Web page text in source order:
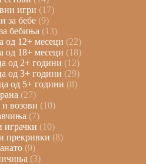
игри
17
за бебе 9
бебиња
13
од 12+ месеци
22
од 18+ месеци
18
од 2+ години 12
од 3+ години 29
од 5+ години 8
27
возови
10
7
играчки 10
прекривки 8
9
3